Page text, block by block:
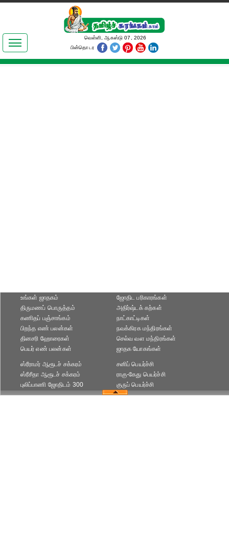
இலக்கியங்கள்
தமிழ் உலகம்
வெள்ளி, ஆகஸ்டு 07, 2026
பின்தொடர
உங்கள் ஜாதகம்
திருமணப் பொருத்தம்
கணிதப் பஞ்சாங்கம்
ஜோதிட ப‌ரிகார‌ங்க‌ள்
அதிர்ஷ்டக் கற்கள்
நாட்காட்டிகள்
பிறந்த எண் பலன்கள்
தினசரி ஹோரைகள்
பெயர் எண் பலன்கள்
நவக்கிரக மந்திரங்கள்
செல்வ வள மந்திரங்கள்
ஜாதக யோகங்கள்
ஸ்ரீராமர் ஆரூடச் சக்கரம்
ஸ்ரீசீதா ஆரூடச் சக்கரம்
புலிப்பாணி ஜோதிடம் 300
சனிப் பெயர்ச்சி
ராகு-கேது பெயர்ச்சி
குருப் பெயர்ச்சி